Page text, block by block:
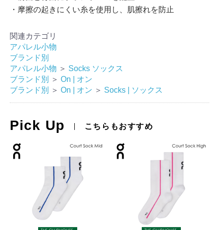
・摩擦の起きにくい糸を使用し、肌擦れを防止
関連カテゴリ
アパレル小物
ブランド別
アパレル小物 ＞ Socks ソックス
ブランド別
＞ On | オン
ブランド別
＞ On | オン ＞ Socks | ソックス
Pick Up こちらもおすすめ